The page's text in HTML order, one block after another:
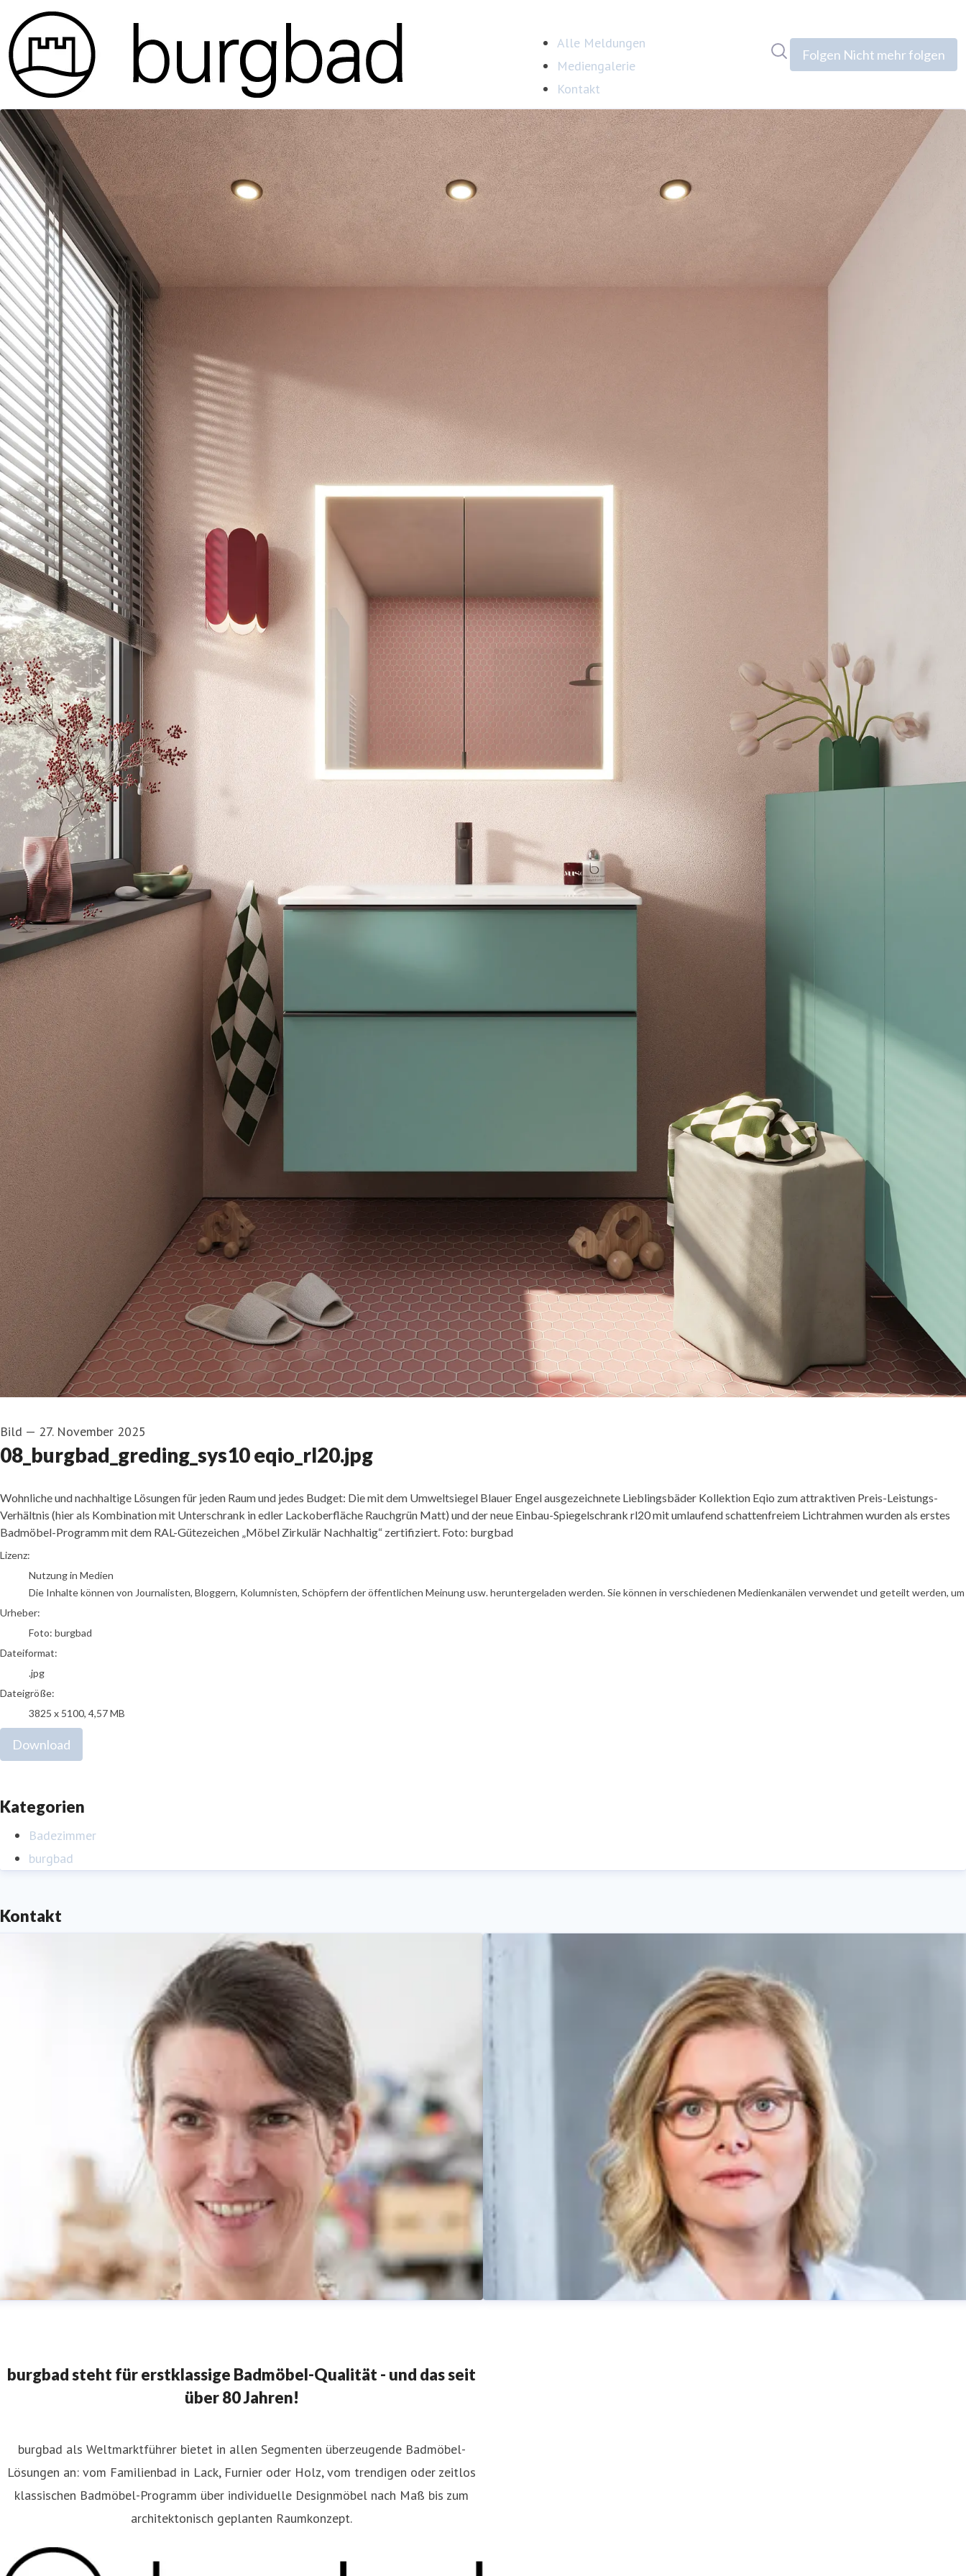
Alle Meldungen
Mediengalerie
Kontakt
Folgen Nicht mehr folgen
Bild — 27. November 2025
08_burgbad_greding_sys10 eqio_rl20.jpg
Wohnliche und nachhaltige Lösungen für jeden Raum und jedes Budget: Die mit dem Umweltsiegel Blauer Engel ausgezeichnete Lieblingsbäder Kollektion Eqio zum attraktiven Preis-Leistungs-
Verhältnis (hier als Kombination mit Unterschrank in edler Lackoberfläche Rauchgrün Matt) und der neue Einbau-Spiegelschrank rl20 mit umlaufend schattenfreiem Lichtrahmen wurden als erstes
Badmöbel-Programm mit dem RAL-Gütezeichen „Möbel Zirkulär Nachhaltig“ zertifiziert. Foto: burgbad
Foto: burgbad
Lizenz:
Nutzung in Medien
Die Inhalte können von Journalisten, Bloggern, Kolumnisten, Schöpfern der öffentlichen Meinung usw. heruntergeladen werden. Sie können in verschiedenen Medienkanälen verwendet und geteilt
Urheber:
Foto: burgbad
Dateiformat:
.jpg
Dateigröße:
3825 x 5100, 4,57 MB
Download
Kategorien
Badezimmer
burgbad
Kontakt
Content Editor FAR.consulting wanninger@far-consulting.de +49 221 620
burgbad steht für erstklassige Badmöbel-Qualität - und das seit
über 80 Jahren!
burgbad als Weltmarktführer bietet in allen Segmenten überzeugende Badmöbel-
Lösungen an: vom Familienbad in Lack, Furnier oder Holz, vom trendigen oder zeitlos
klassischen Badmöbel-Programm über individuelle Designmöbel nach Maß bis zum
architektonisch geplanten Raumkonzept.